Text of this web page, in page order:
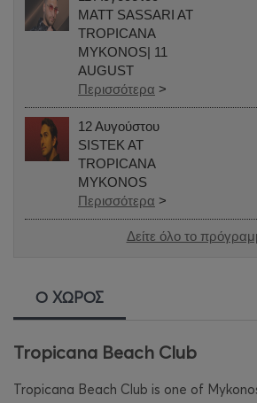
MATT SASSARI AT
TROPICANA
MYKONOS| 11
AUGUST
Περισσότερα >
12 Αυγούστου
SISTEK AT
TROPICANA
MYKONOS
Περισσότερα >
Δείτε όλο το
Ο ΧΩΡΟΣ
Tropicana Beach Club
Tropicana Beach Club is one of